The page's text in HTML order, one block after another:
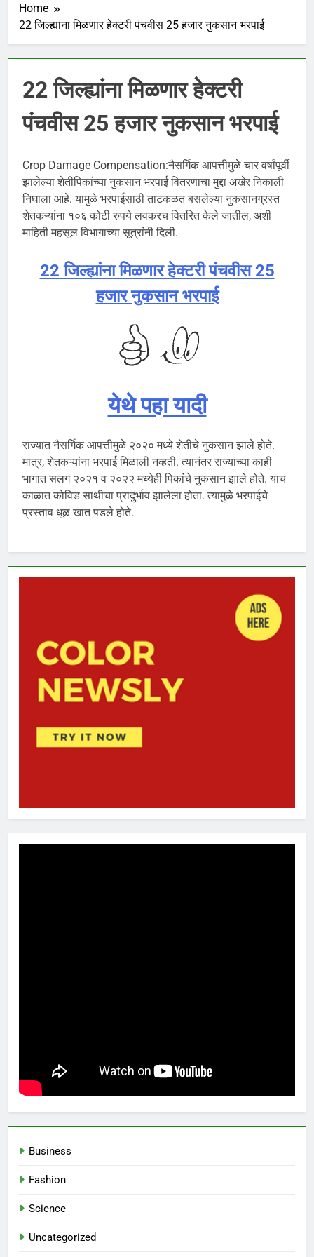
Home
22 जिल्ह्यांना मिळणार हेक्टरी पंचवीस 25 हजार नुकसान भरपाई
22 जिल्ह्यांना मिळणार हेक्टरी
पंचवीस 25 हजार नुकसान भरपाई
Crop Damage Compensation:नैसर्गिक आपत्तीमुळे चार वर्षांपूर्वी
झालेल्या शेतीपिकांच्या नुकसान भरपाई वितरणाचा मुद्दा अखेर निकाली
निघाला आहे. यामुळे भरपाईसाठी ताटकळत बसलेल्या नुकसानग्रस्त
शेतकऱ्यांना १०६ कोटी रुपये लवकरच वितरित केले जातील, अशी
माहिती महसूल विभागाच्या सूत्रांनी दिली.
22 जिल्ह्यांना मिळणार हेक्टरी पंचवीस 25
हजार नुकसान भरपाई
येथे पहा यादी
राज्यात नैसर्गिक आपत्तीमुळे २०२० मध्ये शेतीचे नुकसान झाले होते.
मात्र, शेतकऱ्यांना भरपाई मिळाली नव्हती. त्यानंतर राज्याच्या काही
भागात सलग २०२१ व २०२२ मध्येही पिकांचे नुकसान झाले होते. याच
काळात कोविड साथीचा प्रादुर्भाव झालेला होता. त्यामुळे भरपाईचे
प्रस्ताव धूळ खात पडले होते.
Business
Fashion
Science
Uncategorized